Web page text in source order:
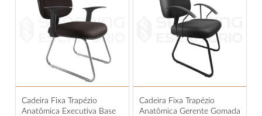
Cadeira Fixa Trapézio
Anatômica Executiva Base
Cadeira Fixa Trapézio
Anatômica Gerente Gomada